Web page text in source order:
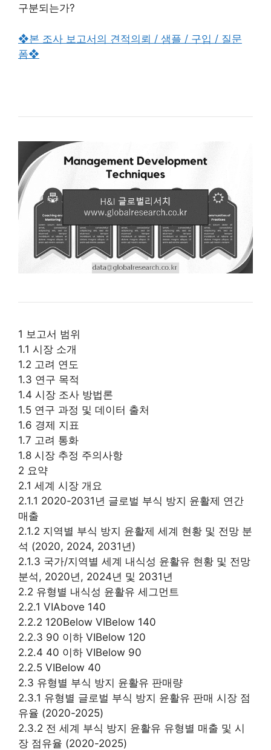
구분되는가?
❖본 조사 보고서의 견적의뢰 / 샘플 / 구입 / 질문
폼❖
1 보고서 범위
1.1 시장 소개
1.2 고려 연도
1.3 연구 목적
1.4 시장 조사 방법론
1.5 연구 과정 및 데이터 출처
1.6 경제 지표
1.7 고려 통화
1.8 시장 추정 주의사항
2 요약
2.1 세계 시장 개요
2.1.1 2020-2031년 글로벌 부식 방지 윤활제 연간
매출
2.1.2 지역별 부식 방지 윤활제 세계 현황 및 전망 분
석 (2020, 2024, 2031년)
2.1.3 국가/지역별 세계 내식성 윤활유 현황 및 전망
분석, 2020년, 2024년 및 2031년
2.2 유형별 내식성 윤활유 세그먼트
2.2.1 VIAbove 140
2.2.2 120Below VIBelow 140
2.2.3 90 이하 VIBelow 120
2.2.4 40 이하 VIBelow 90
2.2.5 VIBelow 40
2.3 유형별 부식 방지 윤활유 판매량
2.3.1 유형별 글로벌 부식 방지 윤활유 판매 시장 점
유율 (2020-2025)
2.3.2 전 세계 부식 방지 윤활유 유형별 매출 및 시
장 점유율 (2020-2025)